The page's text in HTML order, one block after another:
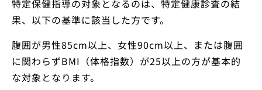
特定保健指導の対象となるのは、特定健康診査の結
果、以下の基準に該当した方です。
腹囲が男性85cm以上、女性90cm以上、または腹囲
に関わらずBMI（体格指数）が25以上の方が基本的
な対象となります。